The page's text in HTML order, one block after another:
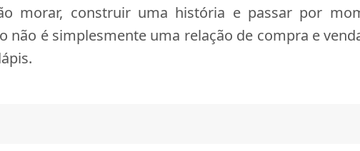
morar, construir uma história e passar por
não é simplesmente uma relação de compra e